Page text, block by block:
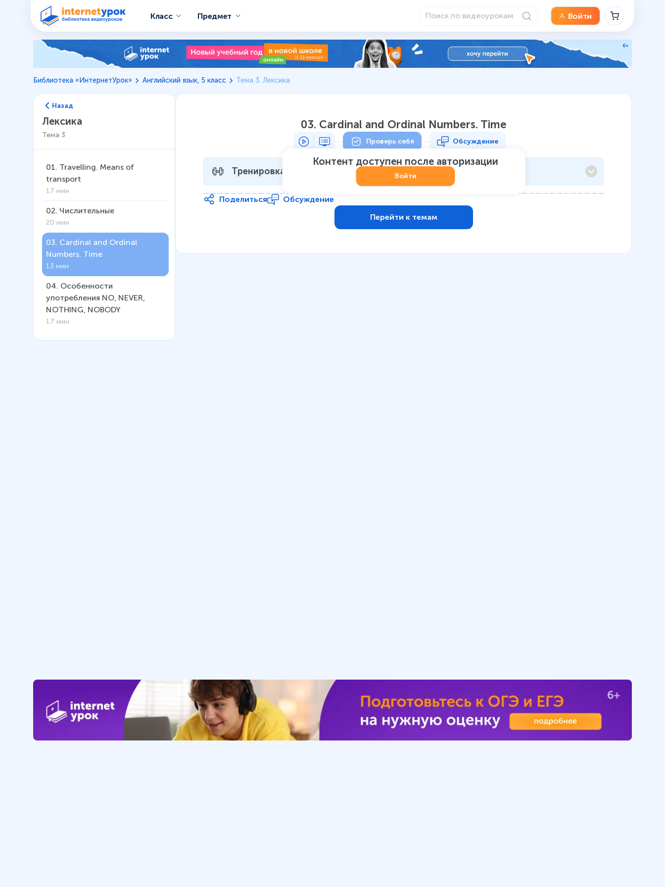
Класс Предмет Войти
Библиотека «ИнтернетУрок» Английский язык, 5 класс Тема 3. Лексика
Назад
Лексика
Тема 3
01. Travelling. Means of
transport
17 мин
02. Числительные
20 мин
03. Cardinal and Ordinal
Numbers. Time
13 мин
04. Особенности
употребления NO, NEVER,
NOTHING, NOBODY
17 мин
03. Cardinal and Ordinal Numbers. Time
Проверь себя Обсуждение
Контент доступен после авторизации
Войти
Тренировка 1 0
Поделиться
Обсуждение
Перейти к темам